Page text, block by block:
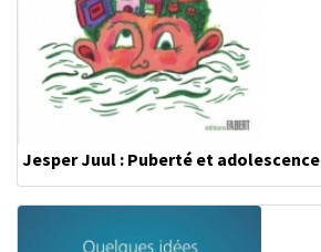
Jesper Juul : Puberté et adolescence